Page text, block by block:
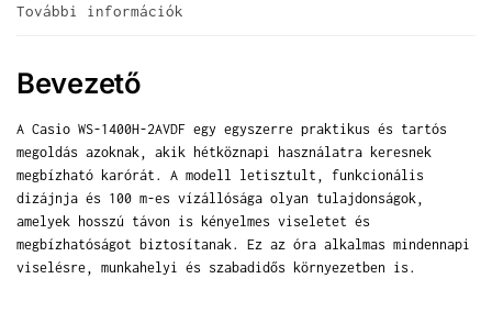
További információk
Bevezető
A Casio WS-1400H-2AVDF egy egyszerre praktikus és tartós
megoldás azoknak, akik hétköznapi használatra keresnek
megbízható karórát. A modell letisztult, funkcionális
dizájnja és 100 m-es vízállósága olyan tulajdonságok,
amelyek hosszú távon is kényelmes viseletet és
megbízhatóságot biztosítanak. Ez az óra alkalmas mindennapi
viselésre, munkahelyi és szabadidős környezetben is.